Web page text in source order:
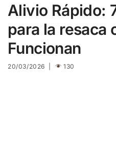
Alivio Rápido:
para la resaca
Funcionan
20/03/2026 | 130